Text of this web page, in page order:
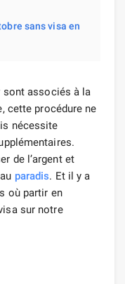
sans visa en
sont associés à la
cette procédure ne
nécessite
de l’argent et
paradis. Et il y a
où partir en
sur notre